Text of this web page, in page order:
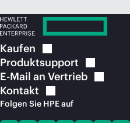
Kaufen
Produktsupport
E-Mail an Vertrieb
Kontakt
Folgen Sie HPE auf